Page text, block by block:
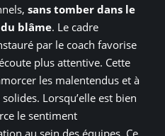
sans tomber dans le
blâme. Le cadre
par le coach favorise
plus attentive. Cette
les malentendus et à
Lorsqu’elle est bien
le sentiment
au sein des équipes. Ce